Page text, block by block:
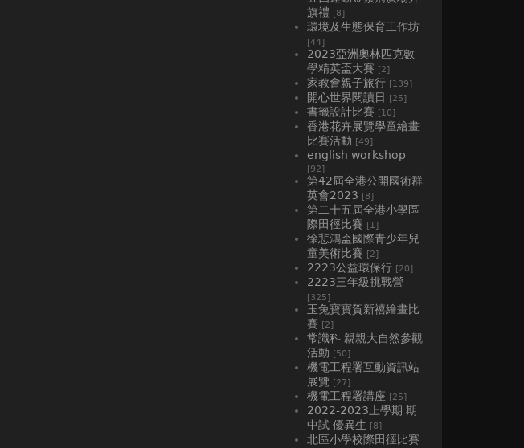
旗禮 [8]
環境及生態保育工作坊
[44]
2023亞洲奧林匹克數
學精英盃大賽 [2]
家教會親子旅行 [139]
開心世界閱讀日 [25]
書籤設計比賽 [10]
香港花卉展覽學童繪畫
比賽活動 [49]
english workshop
[92]
第42屆全港公開國術群
英會2023 [8]
第二十五屆全港小學區
際田徑比賽 [1]
徐悲鴻盃國際青少年兒
童美術比賽 [2]
2223公益環保行 [20]
2223三年級挑戰營
[325]
玉兔寶寶賀新禧繪畫比
賽 [2]
常識科 親親大自然參觀
活動 [50]
機電工程署互動資訊站
展覽 [27]
機電工程署講座 [25]
2022-2023上學期 期
中試 優異生 [8]
北區小學校際田徑比賽